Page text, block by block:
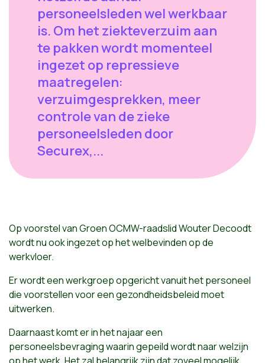
personeelsleden wel werkbaar
is. Om het ziekteverzuim aan
te pakken wordt momenteel
ingezet op repressieve
maatregelen:
verzuimgesprekken, meer
controle van de zieke
personeelsleden door
Securex,...
Op voorstel van Groen OCMW-raadslid Wouter Decoodt
wordt nu ook ingezet op het welbevinden op de
werkvloer.
Er wordt een werkgroep opgericht vanuit het personeel
die voorstellen voor een gezondheidsbeleid moet
uitwerken.
Daarnaast komt er in het najaar een
personeelsbevraging waarin gepeild wordt naar welzijn